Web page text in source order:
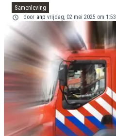
Samenleving
door anp vrijdag, 02 mei 2025 om 1:53